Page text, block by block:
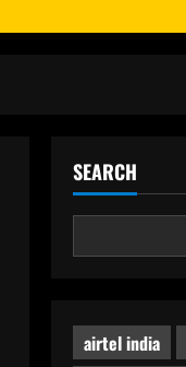
SEARCH
airtel india